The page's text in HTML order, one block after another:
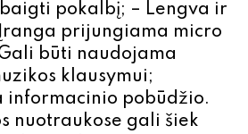
pokalbį; – Lengva ir
prijungiama micro
būti naudojama
klausymui;
informacinio pobūdžio.
nuotraukose gali šiek